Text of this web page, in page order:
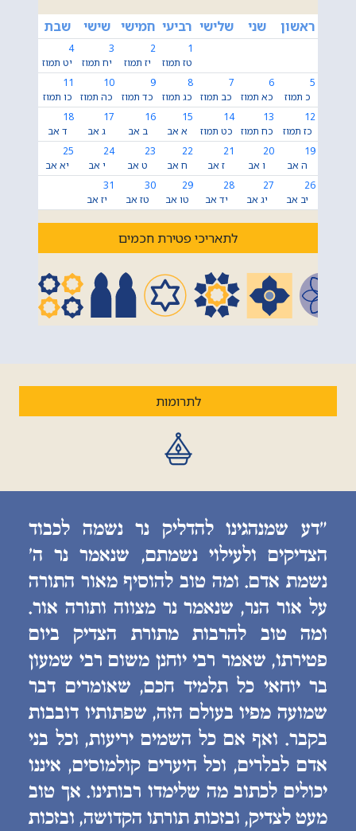
ראשון שני שלישי רביעי חמישי שישי שבת
1
טז תמוז
2
יז תמוז
3
יח תמוז
4
יט תמוז
5
כ תמוז
6
כא תמוז
7
כב תמוז
8
כג תמוז
9
כד תמוז
10
כה תמוז
11
כו תמוז
12
כז תמוז
13
כח תמוז
14
כט תמוז
15
א אב
16
ב אב
17
ג אב
18
ד אב
19
ה אב
20
ו אב
21
ז אב
22
ח אב
23
ט אב
24
י אב
25
יא אב
26
יב אב
27
יג אב
28
יד אב
29
טו אב
30
טז אב
31
יז אב
לתאריכי פטירת חכמים
לתרומות
״דע שמנהגינו להדליק נר נשמה לכבוד
הצדיקים ולעילוי נשמתם, שנאמר נר ה׳
נשמת אדם. ומה טוב להוסיף מאור התורה
על אור הנר, שנאמר נר מצווה ותורה אור.
ומה טוב להרבות מתורת הצדיק ביום
פטירתו, שאמר רבי יוחנן משום רבי שמעון
בר יוחאי כל תלמיד חכם, שאומרים דבר
שמועה מפיו בעולם הזה, שפתותיו דובבות
בקבר. ואף אם כל השמים יריעות, וכל בני
אדם לבלרים, וכל היערים קולמוסים, איננו
יכולים לכתוב מה שלימדו רבותינו. אך טוב
מעט לצדיק, ובזכות תורתו הקדושה, ובזכות